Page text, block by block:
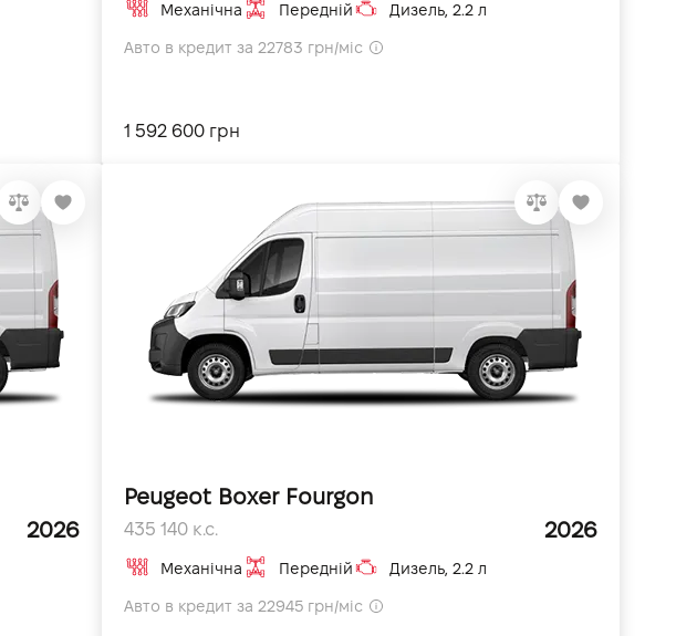
Механічна Передній Дизель, 2.2 л
Авто в кредит за 22783 грн/міс
1 592 600 грн
2026
Peugeot Boxer Fourgon
435 140 к.с. 2026
Механічна Передній Дизель, 2.2 л
Авто в кредит за 22945 грн/міс